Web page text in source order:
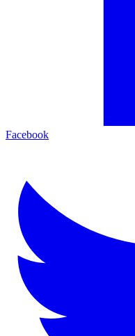
Facebook